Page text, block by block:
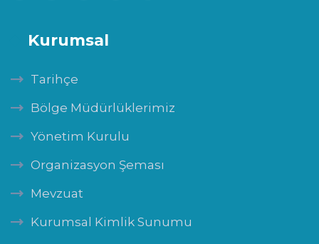
Kurumsal
Tarihçe
Bölge Müdürlüklerimiz
Yönetim Kurulu
Organizasyon Şeması
Mevzuat
Kurumsal Kimlik Sunumu